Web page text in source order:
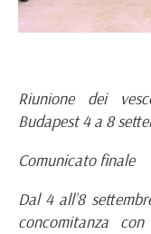
Riunione dei
Budapest 4 a 8
Comunicato finale
Dal 4 all’8
concomitanza